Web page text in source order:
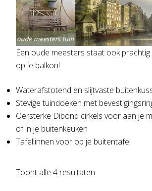
Een oude meesters staat ook
op je balkon!
Waterafstotend en slijtvaste
Stevige tuindoeken met
Oersterke Dibond cirkels voor aan je
of in je buitenkeuken
Tafellinnen voor op je buitentafel
Toont alle 4 resultaten